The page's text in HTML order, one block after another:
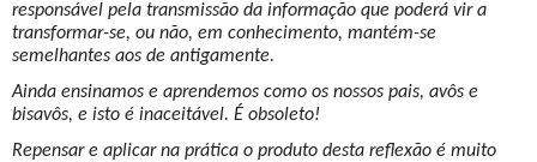
responsável pela transmissão da informação que poderá vir a
transformar-se, ou não, em conhecimento, mantém-se
semelhantes aos de antigamente.
Ainda ensinamos e aprendemos como os nossos pais, avôs e
bisavôs, e isto é inaceitável. É obsoleto!
Repensar e aplicar na prática o produto desta reflexão é muito